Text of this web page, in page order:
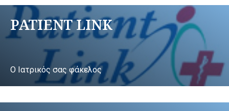
PATIENT LINK
Ο Ιατρικός σας φάκελος